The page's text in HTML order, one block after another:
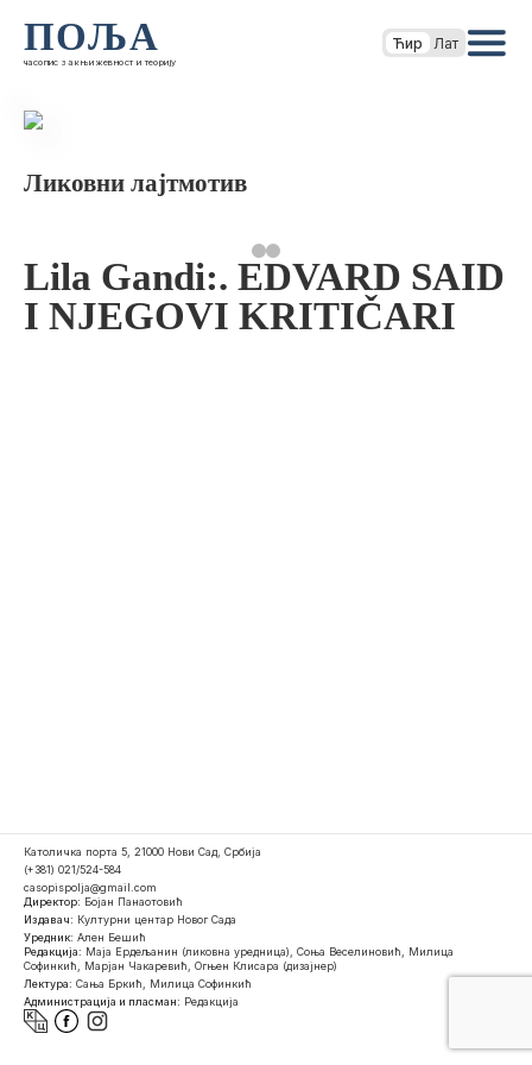
ПОЉА
часопис за књижевност и теорију
Ћир Лат
Ликовни лајтмотив
Lila Gandi:. EDVARD SAID
I NJEGOVI KRITIČARI
Католичка порта 5, 21000 Нови Сад, Србија
(+381) 021/524-584
casopispolja@gmail.com
Директор: Бојан Панаотовић
Издавач: Културни центар Новог Сада
Уредник: Ален Бешић
Редакција: Маја Ердељанин (ликовна уредница), Соња Веселиновић, Милица
Софинкић, Марјан Чакаревић, Огњен Клисара (дизајнер)
Лектура: Сања Бркић, Милица Софинкић
Администрација и пласман: Редакција